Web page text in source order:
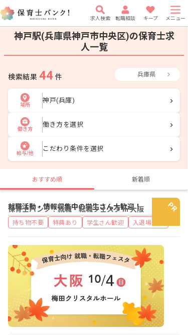
求人検索 転職相談 キープ メニュー
神戸駅(兵庫県神戸市中央区)の保育士求
人一覧
検索結果 44 件 兵庫県
場所
神戸(兵庫)
働き方
働き方を選択
給与/他
こだわり条件を選択
おすすめ順 新着順
保育士バンク！就職・転職フェスタ in 大阪
就職活動・情報収集中の学生さん大歓迎！
持ち物不要 特典あり 学生さん歓迎 入退場自由